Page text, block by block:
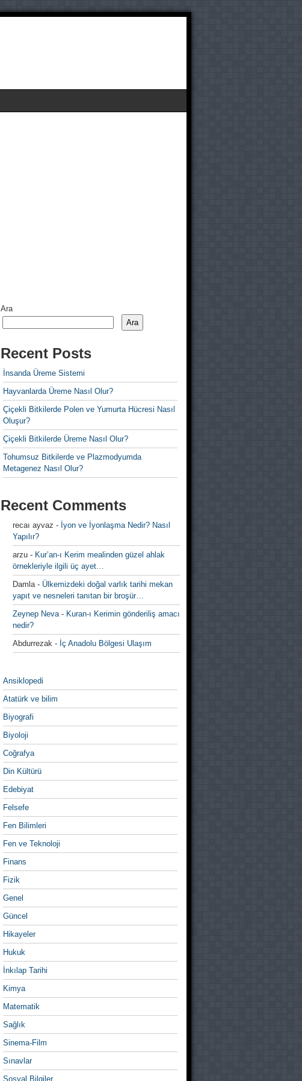
Ara
Ara
Recent Posts
İnsanda Üreme Sistemi
Hayvanlarda Üreme Nasıl Olur?
Çiçekli Bitkilerde Polen ve Yumurta Hücresi Nasıl
Oluşur?
Çiçekli Bitkilerde Üreme Nasıl Olur?
Tohumsuz Bitkilerde ve Plazmodyumda
Metagenez Nasıl Olur?
Recent Comments
recaı ayvaz - İyon ve İyonlaşma Nedir? Nasıl
Yapılır?
arzu - Kur’an-ı Kerim mealinden güzel ahlak
örnekleriyle ilgili üç ayet…
Damla- Ülkemizdeki doğal varlık tarihi mekan
yapıt ve nesneleri tanıtan bir broşür…
Zeynep Neva- Kuran-ı Kerimin gönderiliş amacı
nedir?
Abdurrezak - İç Anadolu Bölgesi Ulaşım
Ansiklopedi
Atatürk ve bilim
Biyografi
Biyoloji
Coğrafya
Din Kültürü
Edebiyat
Felsefe
Fen Bilimleri
Fen ve Teknoloji
Finans
Fizik
Genel
Güncel
Hikayeler
Hukuk
İnkılap Tarihi
Kimya
Matematik
Sağlık
Sinema-Film
Sınavlar
Sosyal Bilgiler